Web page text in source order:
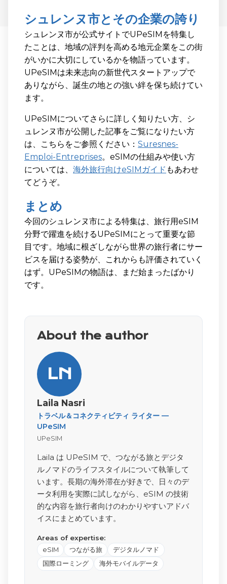
シュレンヌ市とその企業の誇り
シュレンヌ市が公式サイトでUPeSIMを特集し
たことは、地域の評判を高める地元企業をこの街
がいかに大切にしているかを物語っています。
UPeSIMは未来志向の新世代スタートアップで
ありながら、誕生の地との強い絆を保ち続けてい
ます。
UPeSIMについてさらに詳しく知りたい方、シ
ュレンヌ市が公開した記事をご覧になりたい方
は、こちらをご参照ください： Suresnes-
Emploi-Entreprises。eSIMの仕組みや使い方
については、 海外旅行向けeSIMガイド もあわせ
てどうぞ。
まとめ
今回のシュレンヌ市による特集は、旅行用eSIM
分野で躍進を続けるUPeSIMにとって重要な節
目です。地域に根ざしながら世界の旅行者にサー
ビスを届ける姿勢が、これからも評価されていく
はず。UPeSIMの物語は、まだ始まったばかり
です。
About the author
LN
Laila Nasri
トラベル＆コネクティビティ ライター —
UPeSIM
UPeSIM
Laila は UPeSIM で、つながる旅とデジタ
ルノマドのライフスタイルについて執筆して
います。長期の海外滞在が好きで、日々のデ
ータ利用を実際に試しながら、eSIM の技術
的な内容を旅行者向けのわかりやすいアドバ
イスにまとめています。
Areas of expertise:
eSIM つながる旅
デジタルノマド
国際ローミング
海外モバイルデータ